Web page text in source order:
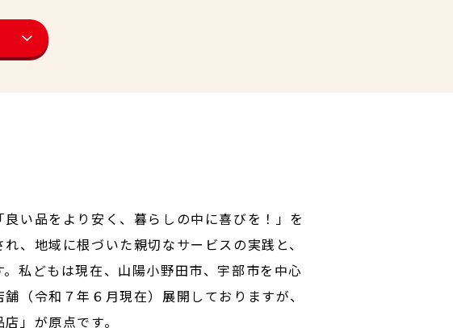
い品をより安く、暮らしの中に喜びを！」を
、地域に根づいた親切なサービスの実践と、
私どもは現在、山陽小野田市、宇部市を中心
（令和７年６月現在）展開しておりますが、
」が原点です。